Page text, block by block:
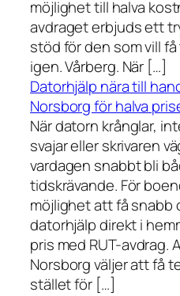
möjlighet till halva
avdraget erbjuds ett
stöd för den som vill
igen. Vårberg. När […]
Datorhjälp nära till
Norsborg för halva
När datorn krånglar,
svajar eller skrivaren
vardagen snabbt bli
tidskrävande. För
möjlighet att få snabb
datorhjälp direkt i
pris med RUT-avdrag.
Norsborg väljer att få
stället för […]